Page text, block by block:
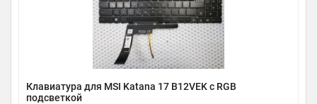
Клавиатура для MSI Katana 17 B12VEK с RGB
подсветкой